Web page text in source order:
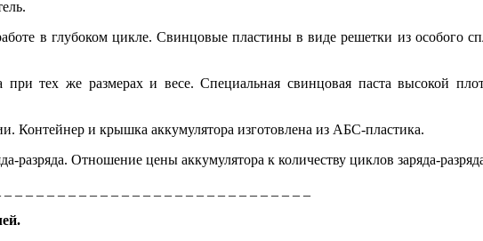
в глубоком цикле. Свинцовые пластины в виде решетки из особого
при тех же размерах и весе. Специальная свинцовая паста высокой
Контейнер и крышка аккумулятора изготовлена из АБС-пластика.
разряда. Отношение цены аккумулятора к количеству циклов заряда-